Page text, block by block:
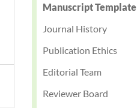
Manuscript Template
Journal History
Publication Ethics
Editorial Team
Reviewer Board